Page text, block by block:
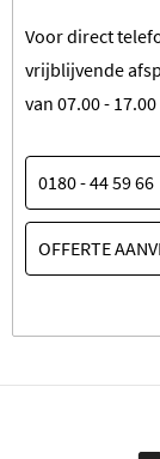
Voor direct
vrijblijvende
van 07.00 -
0180 - 44 59 66
OFFERTE